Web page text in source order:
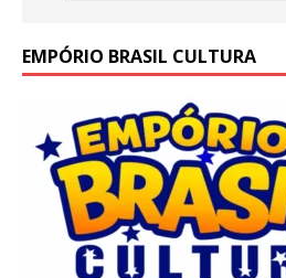
EMPÓRIO BRASIL CULTURA